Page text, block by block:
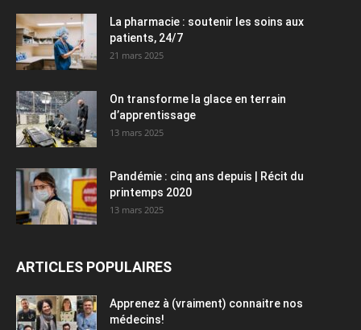
La pharmacie : soutenir les soins aux
patients, 24/7
21 mars 2025
On transforme la glace en terrain
d’apprentissage
13 mars 2025
Pandémie : cinq ans depuis | Récit du
printemps 2020
13 mars 2025
ARTICLES POPULAIRES
Apprenez à (vraiment) connaitre nos
médecins!